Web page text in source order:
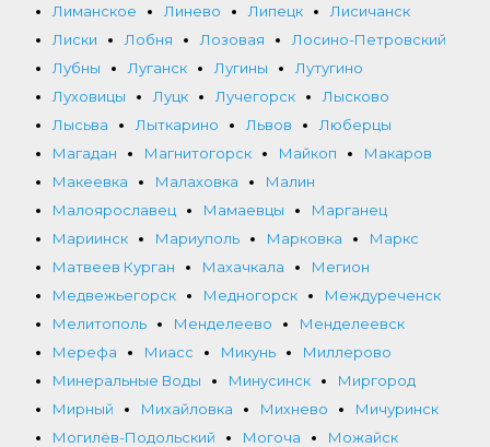
Лиманское
Линево Липецк
Лисичанск
Лиски
Лобня Лозовая
Лосино-Петровский
Лубны
Луганск Лугины
Лутугино
Луховицы
Луцк Лучегорск
Лысково
Лысьва
Лыткарино Львов
Люберцы
Магадан
Магнитогорск Майкоп
Макаров
Макеевка
Малаховка
Малин
Малоярославец
Мамаевцы
Марганец
Мариинск
Мариуполь Марковка
Маркс
Матвеев Курган
Махачкала
Мегион
Медвежьегорск
Медногорск
Междуреченск
Мелитополь
Менделеево
Менделеевск
Мерефа
Миасс Микунь
Миллерово
Минеральные Воды
Минусинск
Миргород
Мирный
Михайловка Михнево
Мичуринск
Могилёв-Подольский
Могоча
Можайск